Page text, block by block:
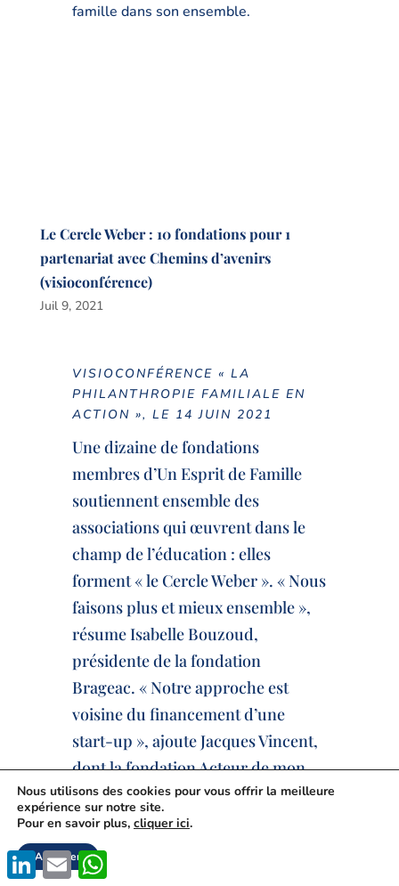
famille dans son ensemble.
Le Cercle Weber : 10 fondations pour 1
partenariat avec Chemins d’avenirs
(visioconférence)
Juil 9, 2021
VISIOCONFÉRENCE « LA
PHILANTHROPIE FAMILIALE EN
ACTION », LE 14 JUIN 2021
Une dizaine de fondations
membres d’Un Esprit de Famille
soutiennent ensemble des
associations qui œuvrent dans le
champ de l’éducation : elles
forment « le Cercle Weber ». « Nous
faisons plus et mieux ensemble »,
résume Isabelle Bouzoud,
présidente de la fondation
Brageac. « Notre approche est
voisine du financement d’une
start-up », ajoute Jacques Vincent,
dont la fondation Acteur de mon
Avenir est également membre du
Cercle Weber. Tous deux nous
présentent cette démarche
collective et le bilan de deux années
LinkedInEmail
Nous utilisons des cookies pour vous offrir la meilleure
expérience sur notre site.
Pour en savoir plus, cliquer ici.
Accepter